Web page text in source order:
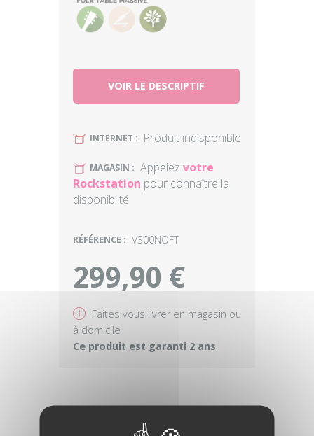
VOIR LE DESCRIPTIF
U INTERNET : Produit indisponible
U MAGASIN : Appelez votre
Rockstation pour connaître la
disponibilté
RÉFÉRENCE : V300NOFT
299,90 €
v Faites vous livrer en magasin ou
à domicile
Ce produit est garanti 2 ans
SPÉCIFICATIONS